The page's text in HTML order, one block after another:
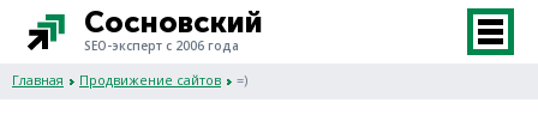
Сосновский
SEO-эксперт с 2006 года
Главная Продвижение сайтов =)